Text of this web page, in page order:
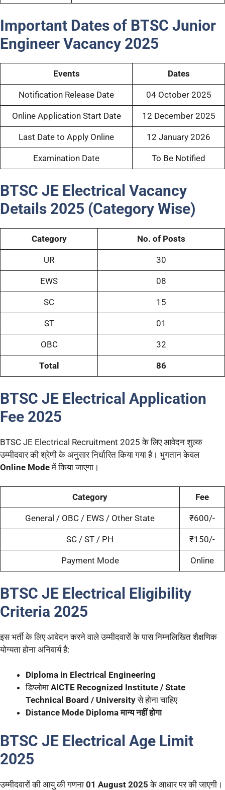
Important Dates of BTSC Junior
Engineer Vacancy 2025
Events Dates
Notification Release Date 04 October 2025
Online Application Start Date 12 December 2025
Last Date to Apply Online 12 January 2026
Examination Date To Be Notified
BTSC JE Electrical Vacancy
Details 2025 (Category Wise)
Category No. of Posts
UR 30
EWS 08
SC 15
ST 01
OBC 32
Total 86
BTSC JE Electrical Application
Fee 2025
BTSC JE Electrical Recruitment 2025 के लिए आवेदन शुल्क
उम्मीदवार की श्रेणी के अनुसार निर्धारित किया गया है। भुगतान केवल
Online Modeमें किया जाएगा।
Category Fee
General / OBC / EWS / Other State ₹600/-
SC / ST / PH ₹150/-
Payment Mode Online
BTSC JE Electrical Eligibility
Criteria 2025
इस भर्ती के लिए आवेदन करने वाले उम्मीदवारों के पास निम्नलिखित शैक्षणिक
योग्यता होना अनिवार्य है:
Diploma in Electrical Engineering
डिप्लोमा AICTE Recognized Institute / State
Technical Board / Universityसे होना चाहिए
Distance Mode Diploma मान्य नहीं होगा
BTSC JE Electrical Age Limit
2025
उम्मीदवारों की आयु की गणना 01 August 2025 के आधार पर की जाएगी।